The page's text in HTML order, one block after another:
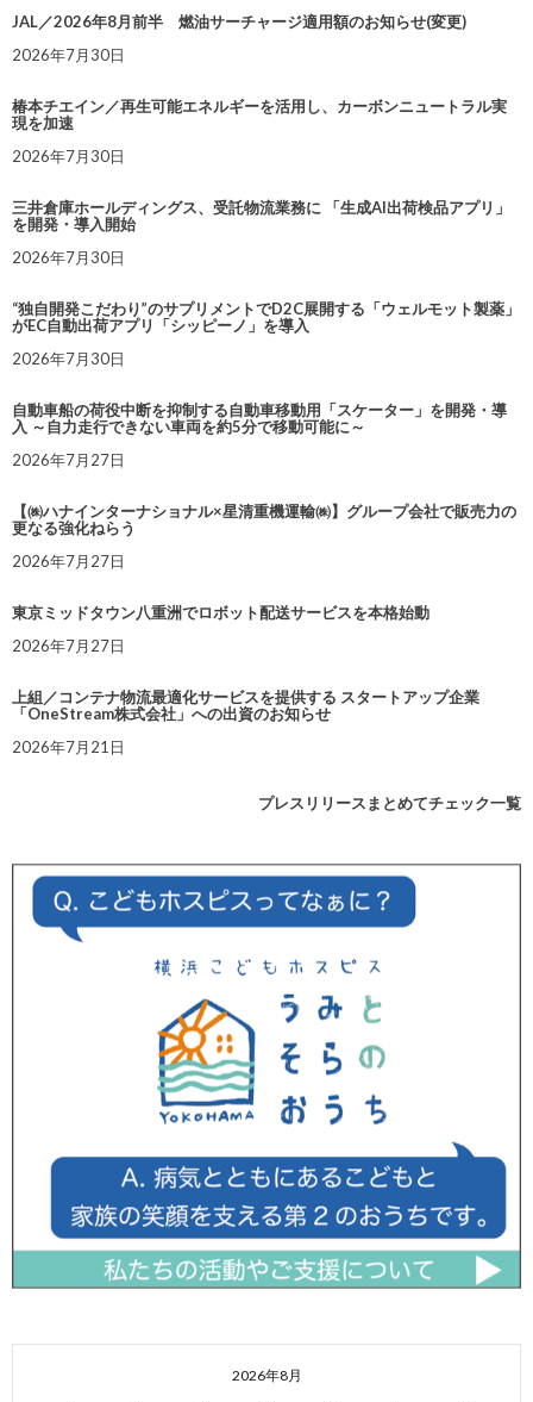
JAL／2026年8月前半 燃油サーチャージ適用額のお知らせ(変更)
2026年7月30日
椿本チエイン／再生可能エネルギーを活用し、カーボンニュートラル実
現を加速
2026年7月30日
三井倉庫ホールディングス、受託物流業務に 「生成AI出荷検品アプリ」
を開発・導入開始
2026年7月30日
“独自開発こだわり”のサプリメントでD2C展開する「ウェルモット製薬」
がEC自動出荷アプリ「シッピーノ」を導入
2026年7月30日
自動車船の荷役中断を抑制する自動車移動用「スケーター」を開発・導
入 ～自力走行できない車両を約5分で移動可能に～
2026年7月27日
【㈱ハナインターナショナル×星清重機運輸㈱】グループ会社で販売力の
更なる強化ねらう
2026年7月27日
東京ミッドタウン八重洲でロボット配送サービスを本格始動
2026年7月27日
上組／コンテナ物流最適化サービスを提供する スタートアップ企業
「OneStream株式会社」への出資のお知らせ
2026年7月21日
プレスリリースまとめてチェック一覧
2026年8月